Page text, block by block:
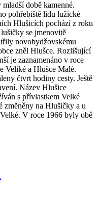
době kamenné.
pohřebiště lidu lužické
Hlušicích pochází z roku
se jmenovitě
novobydžovskému
zněl Hlušce. Rozlišující
je zaznamenáno v roce
Veliké a Hlušce Malé.
čtvrt hodiny cesty. Ještě
Název Hlušice
s přívlastkem Velké
na Hlušičky a u
V roce 1966 byly obě